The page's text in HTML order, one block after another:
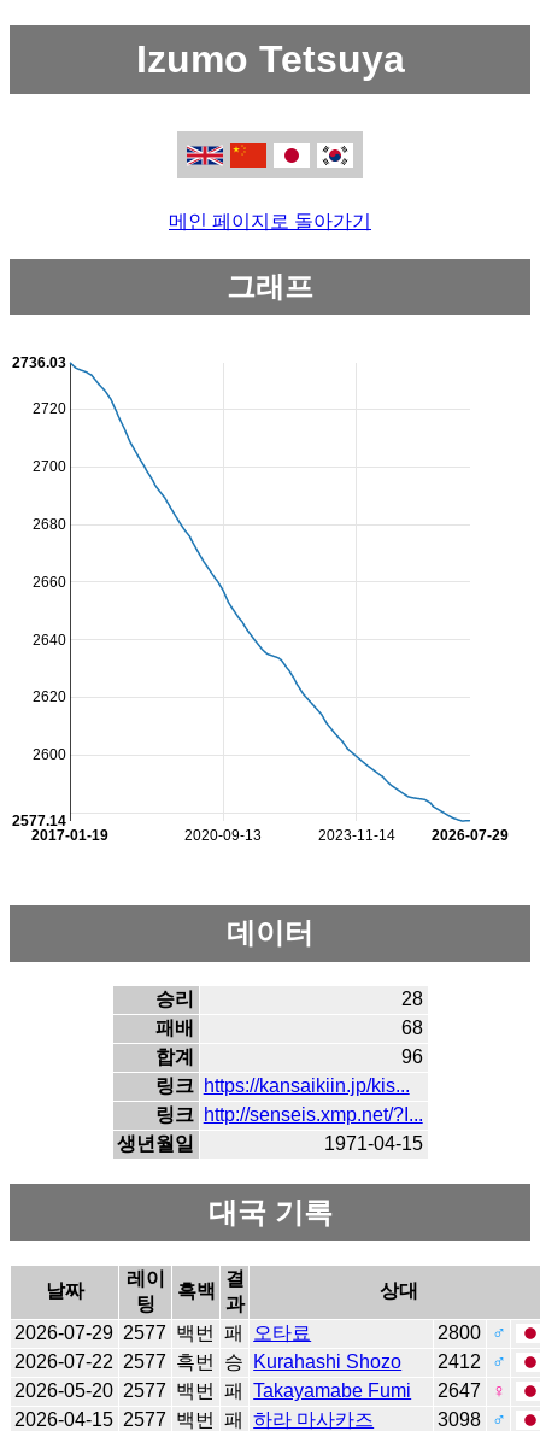
Izumo Tetsuya
메인 페이지로 돌아가기
그래프
2020-09-13 2023-11-14
2017-01-19 2026-07-29
2600
2620
2640
2660
2680
2700
2720
2577.14
2736.03
데이터
승리
28
패배
68
합계
96
링크 https://kansaikiin.jp/kis...
링크 http://senseis.xmp.net/?I...
생년월일
1971-04-15
대국 기록
날짜
레이
팅
흑백
결
과
상대
2026-07-29 2577 백번 패 오타료 2800
♂
2026-07-22 2577 흑번 승 Kurahashi Shozo 2412
♂
2026-05-20 2577 백번 패 Takayamabe Fumi 2647
♀
2026-04-15 2577 백번 패 하라 마사카즈 3098
♂